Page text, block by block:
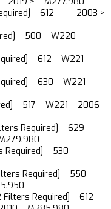
Required] 612 - 2003 >
500 W220
612 W221
630 W221
517 W221 2006
Required] 629
Required] 530
Required] 550
Filters Required] 612